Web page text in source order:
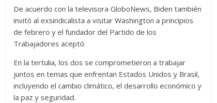
De acuerdo con la televisora GloboNews, Biden también
invitó al exsindicalista a visitar Washington a principios
de febrero y el fundador del Partido de los
Trabajadores aceptó.
En la tertulia, los dos se comprometieron a trabajar
juntos en temas que enfrentan Estados Unidos y Brasil,
incluyendo el cambio climático, el desarrollo económico y
la paz y seguridad.